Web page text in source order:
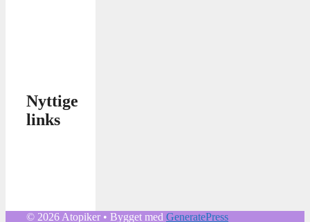
Nyttige
links
© 2026 Atopiker • Bygget med GeneratePress